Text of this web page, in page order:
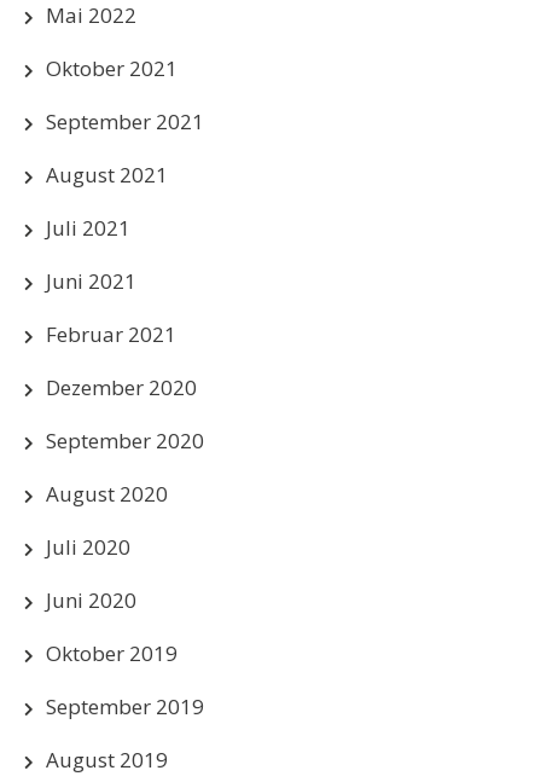
Mai 2022
Oktober 2021
September 2021
August 2021
Juli 2021
Juni 2021
Februar 2021
Dezember 2020
September 2020
August 2020
Juli 2020
Juni 2020
Oktober 2019
September 2019
August 2019